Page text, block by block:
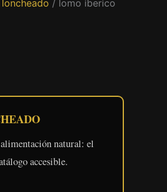
/ lomo iberico
natural: el
accesible.